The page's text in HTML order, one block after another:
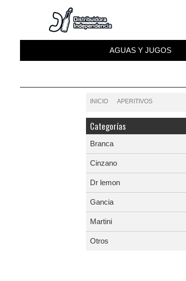
AGUAS Y JUGOS
INICIO APERITIVOS
Categorías
Branca
Cinzano
Dr lemon
Gancia
Martini
Otros